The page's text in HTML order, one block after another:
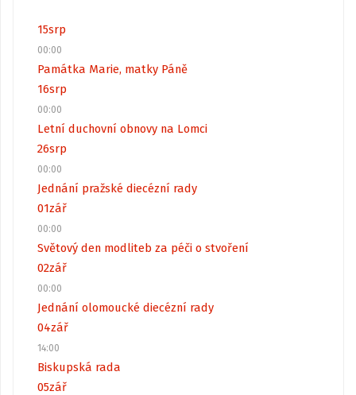
15srp
00:00
Památka Marie, matky Páně
16srp
00:00
Letní duchovní obnovy na Lomci
26srp
00:00
Jednání pražské diecézní rady
01zář
00:00
Světový den modliteb za péči o stvoření
02zář
00:00
Jednání olomoucké diecézní rady
04zář
14:00
Biskupská rada
05zář